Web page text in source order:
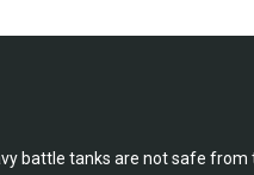
battle tanks are not safe from